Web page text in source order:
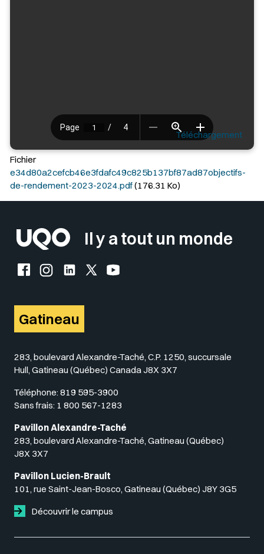
Téléchargement
Fichier
e34d80a2cefcb46e3fdafc49c825b137bf87ad87objectifs-
de-rendement-2023-2024.pdf(176.31 Ko)
Il y a tout un monde
Facebook de l'UQO
Instagram de l'UQO
LinkedIn de l'UQO
X (Twitter) de l'UQO
YouTube de l'UQO
Gatineau
283, boulevard Alexandre-Taché, C.P. 1250, succursale
Hull, Gatineau (Québec) Canada J8X 3X7
Téléphone: 819 595-3900
Sans frais: 1 800 567-1283
Pavillon Alexandre-Taché
283, boulevard Alexandre-Taché, Gatineau (Québec)
J8X 3X7
Pavillon Lucien-Brault
101, rue Saint-Jean-Bosco, Gatineau (Québec) J8Y 3G5
Découvrir le campus